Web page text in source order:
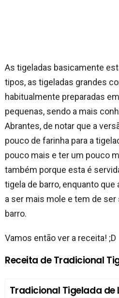
As tigeladas basicamente
tipos, as tigeladas grandes
habitualmente preparadas
pequenas, sendo a mais
Abrantes, de notar que a
pouco de farinha para a
pouco mais e ter um pouco
também porque esta é
tigela de barro, enquanto que
a ser mais mole e tem de ser
barro.
Vamos então ver a receita! ;D
Receita de Tradicional
Tradicional Tigelada de